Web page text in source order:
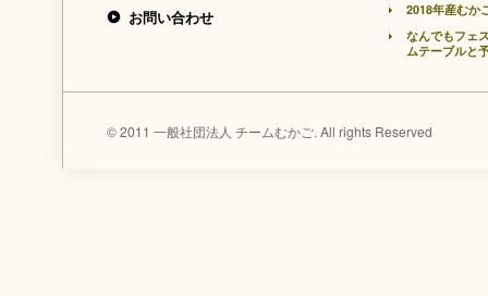
お問い合わせ
2018年産むか
なんでもフェ
ムテーブルと
© 2011 一般社団法人 チームむかご. All rights Reserved